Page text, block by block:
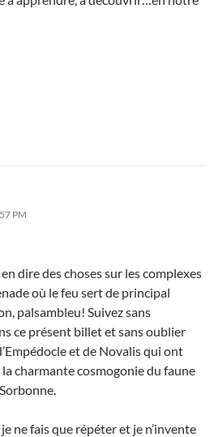
PM
dire des choses sur les complexes
où le feu sert de principal
palsambleu! Suivez sans
ce présent billet et sans oublier
et de Novalis qui ont
charmante cosmogonie du faune
ne fais que répéter et je n’invente